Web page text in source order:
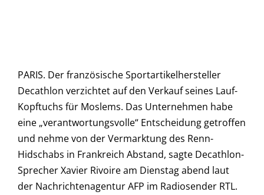
PARIS. Der französische Sportartikelhersteller
Decathlon verzichtet auf den Verkauf seines Lauf-
Kopftuchs für Moslems. Das Unternehmen habe
eine „verantwortungsvolle“ Entscheidung getroffen
und nehme von der Vermarktung des Renn-
Hidschabs in Frankreich Abstand, sagte Decathlon-
Sprecher Xavier Rivoire am Dienstag abend laut
der Nachrichtenagentur AFP im Radiosender RTL.